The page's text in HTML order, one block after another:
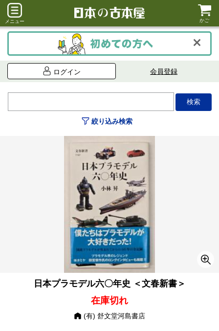
メニュー かご
ログイン 会員登録
絞り込み検索
日本プラモデル六〇年史 ＜文春新書＞
在庫切れ
(有) 舒文堂河島書店